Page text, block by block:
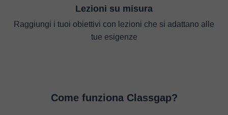
Lezioni su misura
Raggiungi i tuoi obiettivi con lezioni che si adattano alle
tue esigenze
Come funziona Classgap?